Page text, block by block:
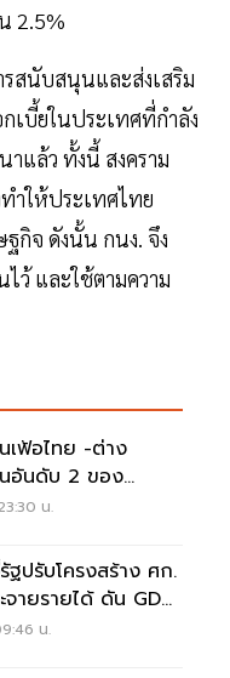
2.5%
รสนับสนุนและส่งเสริม
เบี้ยในประเทศที่กำลัง
แล้ว ทั้งนี้ สงคราม
ำให้ประเทศไทย
กิจ ดังนั้น กนง. จึง
ไว้ และใช้ตามความ
เฟ้อไทย -ต่าง
นอันดับ 2 ของ
น.
ฐปรับโครงสร้าง ศก.
จายรายได้ ดัน GDP
น.